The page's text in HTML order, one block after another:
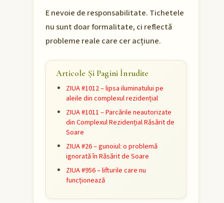
E nevoie de responsabilitate. Tichetele
nu sunt doar formalitate, ci reflectă
probleme reale care cer acțiune.
Articole Și Pagini Înrudite
ZIUA #1012 – lipsa iluminatului pe
aleile din complexul rezidențial
ZIUA #1011 – Parcările neautorizate
din Complexul Rezidențial Răsărit de
Soare
ZIUA #26 – gunoiul: o problemă
ignorată în Răsărit de Soare
ZIUA #956 – lifturile care nu
funcționează